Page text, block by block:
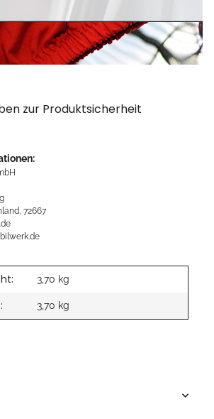
zur Produktsicherheit
72667
3,70 kg
3,70 kg